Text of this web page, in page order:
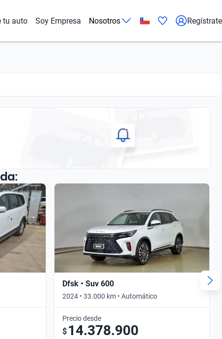
tu auto Soy Empresa Nosotros Regístrate
Dfsk • Suv 600
2024 • 33.000 km • Automático
Precio desde
$ 14.378.900